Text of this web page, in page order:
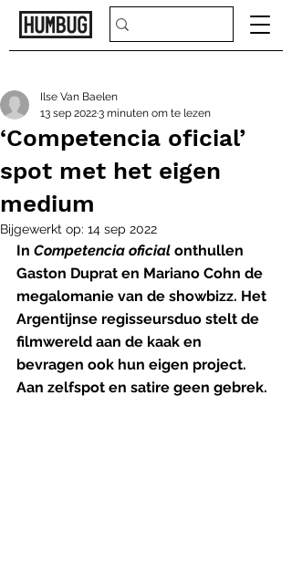
‘Competencia oficial’
spot met het eigen
medium
Ilse Van Baelen
13 sep 20223 minuten om te lezen
Bijgewerkt op: 14 sep 2022
In Competencia oficial onthullen
Gaston Duprat en Mariano Cohn de
megalomanie van de showbizz. Het
Argentijnse regisseursduo stelt de
filmwereld aan de kaak en
bevragen ook hun eigen project.
Aan zelfspot en satire geen gebrek.